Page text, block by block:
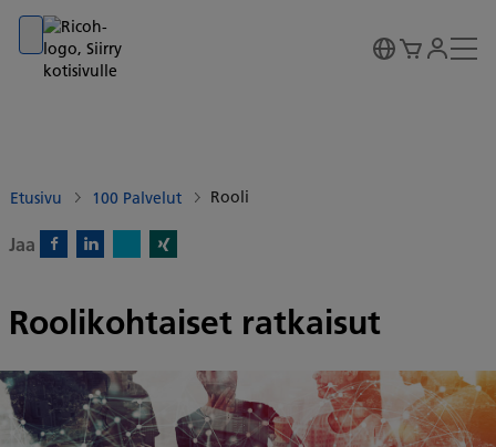
Go to banner
Go to content
Go to footer
Etusivu 100 Palvelut Rooli
Jaa
Roolikohtaiset ratkaisut